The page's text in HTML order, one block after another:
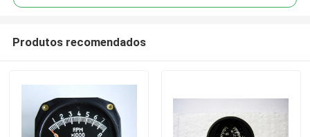
Produtos recomendados